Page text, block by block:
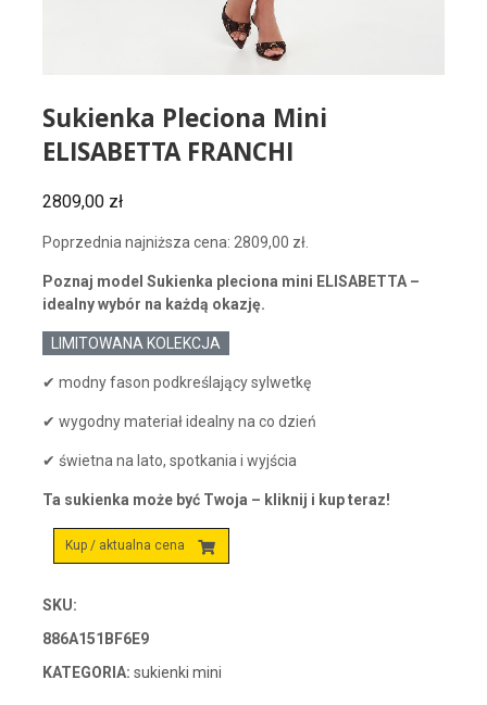
Sukienka Pleciona Mini
ELISABETTA FRANCHI
2809,00 zł
Poprzednia najniższa cena: 2809,00 zł.
Poznaj model Sukienka pleciona mini ELISABETTA –
idealny wybór na każdą okazję.
LIMITOWANA KOLEKCJA
✔ modny fason podkreślający sylwetkę
✔ wygodny materiał idealny na co dzień
✔ świetna na lato, spotkania i wyjścia
Ta sukienka może być Twoja – kliknij i kup teraz!
Kup / aktualna cena
SKU:
886A151BF6E9
KATEGORIA: sukienki mini